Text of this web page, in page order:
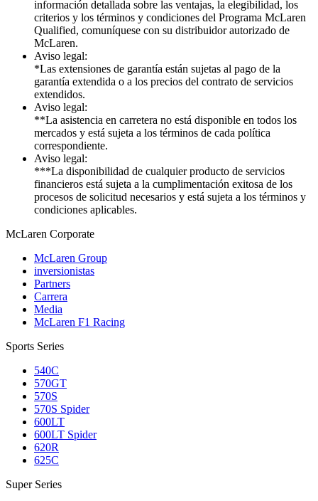
información detallada sobre las ventajas, la elegibilidad, los
criterios y los términos y condiciones del Programa McLaren
Qualified, comuníquese con su distribuidor autorizado de
McLaren.
Aviso legal:
*Las extensiones de garantía están sujetas al pago de la
garantía extendida o a los precios del contrato de servicios
extendidos.
Aviso legal:
**La asistencia en carretera no está disponible en todos los
mercados y está sujeta a los términos de cada política
correspondiente.
Aviso legal:
***La disponibilidad de cualquier producto de servicios
financieros está sujeta a la cumplimentación exitosa de los
procesos de solicitud necesarios y está sujeta a los términos y
condiciones aplicables.
McLaren Corporate
McLaren Group
inversionistas
Partners
Carrera
Media
McLaren F1 Racing
Sports Series
540C
570GT
570S
570S Spider
600LT
600LT Spider
620R
625C
Super Series